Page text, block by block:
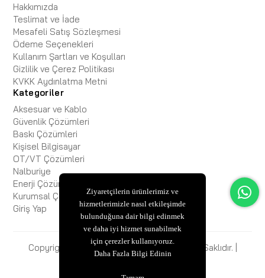
Hakkımızda
Teslimat ve İade
Mesafeli Satış Sözleşmesi
Ödeme Seçenekleri
Kullanım Şartları ve Koşulları
Gizlilik ve Çerez Politikası
KVKK Aydınlatma Metni
Kategoriler
Aksesuar ve Kablo
Güvenlik Çözümleri
Baskı Çözümleri
Kişisel Bilgisayar
OT/VT Çözümleri
Nalburiye
Enerji Çözümleri
Kurumsal Çözümler
Giriş Yap
Copyright © 2025 ESBiFiXB2B Tüm Hakları Saklıdır. |
ESBİ BİLİŞİM
Ziyaretçilerin ürünlerimiz ve
hizmetlerimizle nasıl etkileşimde
bulunduğuna dair bilgi edinmek
ve daha iyi hizmet sunabilmek
için çerezler kullanıyoruz.
Daha Fazla Bilgi Edinin